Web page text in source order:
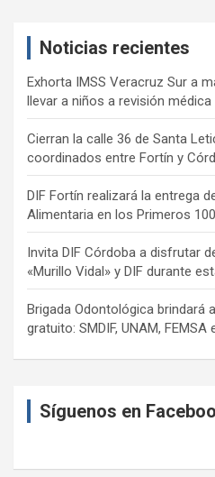
Noticias recientes
Exhorta IMSS Veracruz Sur a
llevar a niños a revisión médica
Cierran la calle 36 de Santa
coordinados entre Fortín y
DIF Fortín realizará la entrega
Alimentaria en los Primeros
Invita DIF Córdoba a disfrutar
«Murillo Vidal» y DIF durante
Brigada Odontológica brindará
gratuito: SMDIF, UNAM, FEMSA
Síguenos en